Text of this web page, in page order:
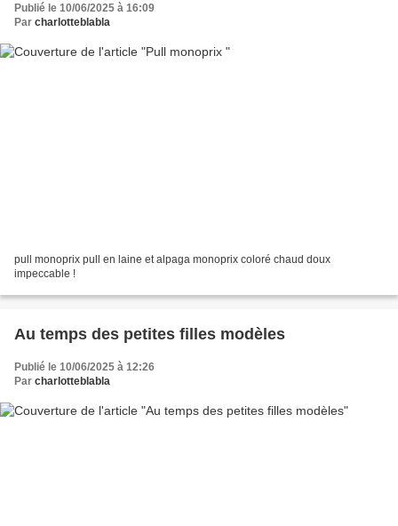
Publié le 10/06/2025 à 16:09
Par charlotteblabla
pull monoprix pull en laine et alpaga monoprix coloré chaud doux
impeccable !
Au temps des petites filles modèles
Publié le 10/06/2025 à 12:26
Par charlotteblabla